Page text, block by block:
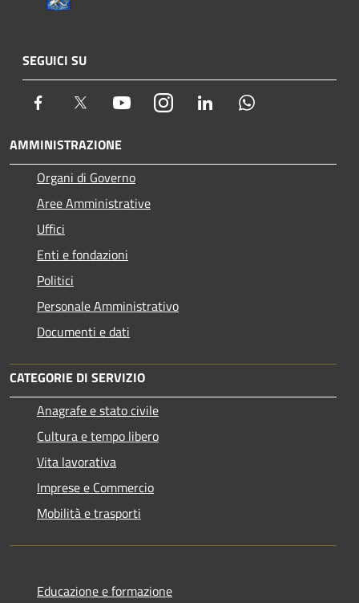
SEGUICI SU
Facebook Twitter YoutubeInstagram LinkedIn
AMMINISTRAZIONE
Organi di Governo
Aree Amministrative
Uffici
Enti e fondazioni
Politici
Personale Amministrativo
Documenti e dati
CATEGORIE DI SERVIZIO
Anagrafe e stato civile
Cultura e tempo libero
Vita lavorativa
Imprese e Commercio
Mobilità e trasporti
Educazione e formazione